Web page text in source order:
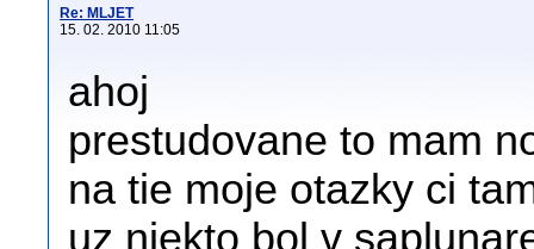
Re: MLJET
15. 02. 2010 11:05
ahoj
prestudovane to mam
na tie moje otazky ci
uz niekto bol v